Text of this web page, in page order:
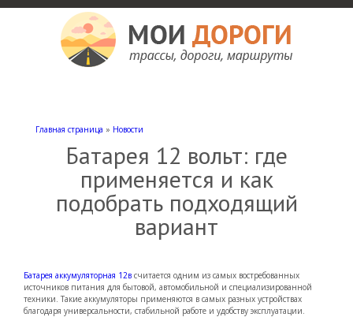
Главная страница » Новости
Батарея 12 вольт: где
применяется и как
подобрать подходящий
вариант
Батарея аккумуляторная 12в считается одним из самых востребованных
источников питания для бытовой, автомобильной и специализированной
техники. Такие аккумуляторы применяются в самых разных устройствах
благодаря универсальности, стабильной работе и удобству эксплуатации.